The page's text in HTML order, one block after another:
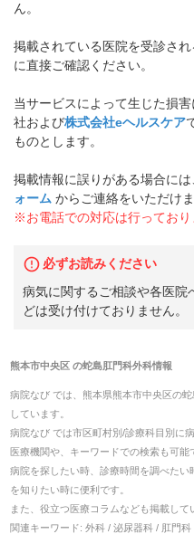
ん。
掲載されている医院を受診さ
に直接ご確認ください。
当サービスによって生じた損
社および株式会社eヘルスケア
ものとします。
掲載情報に誤りがある場合には
ォーム からご連絡をいただけ
※お電話での対応は行っており
必ずお読みください
病気に関するご相談や各医院
どは受け付けておりません。
熊本市中央区 の蛇島肛門科外科情報
病院なび では、 熊本県熊本市中央区の蛇
しています。
病院なび では市区町村別/診療科目別に
医療機関や、キーワードでの検索も可能
病院を探したい時、診療時間を調べた
を知りたい時に便利です。
また、役立つ医療コラムなども掲載して
関連キーワード: 外科 / 泌尿器科 / 肛門